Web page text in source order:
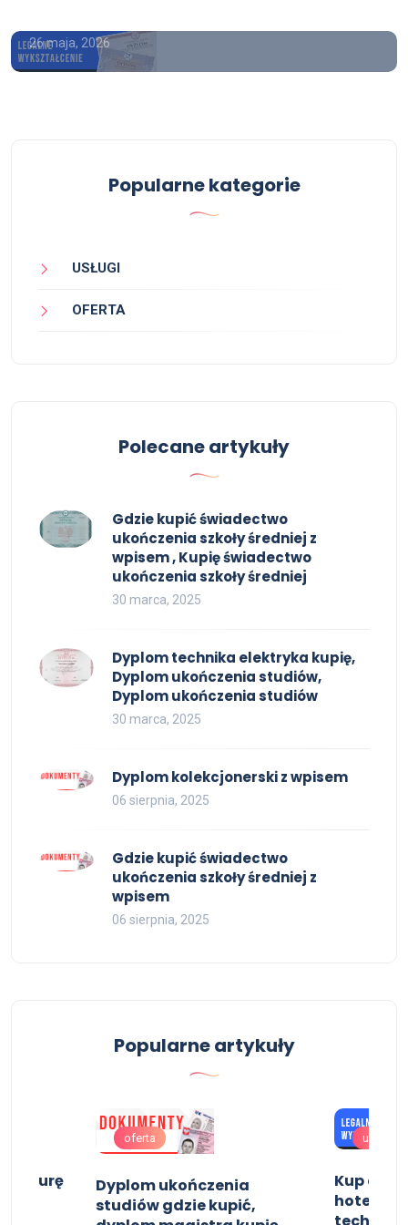
26 maja, 2026
Popularne kategorie
USŁUGI
OFERTA
Polecane artykuły
Gdzie kupić świadectwo
ukończenia szkoły średniej z
wpisem , Kupię świadectwo
ukończenia szkoły średniej
30 marca, 2025
Dyplom technika elektryka kupię,
Dyplom ukończenia studiów,
Dyplom ukończenia studiów
30 marca, 2025
Dyplom kolekcjonerski z wpisem
06 sierpnia, 2025
Gdzie kupić świadectwo
ukończenia szkoły średniej z
wpisem
06 sierpnia, 2025
Popularne artykuły
maturę
oferta
Dyplom ukończenia
studiów gdzie kupić,
uslugi
Kup